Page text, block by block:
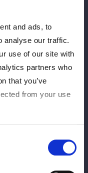
and ads, to
analyse our traffic.
use of our site with
partners who
that you’ve
from your use